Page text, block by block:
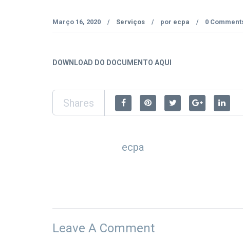
Março 16, 2020 / Serviços / por ecpa / 0
DOWNLOAD DO DOCUMENTO AQUI
Shares
ecpa
Leave A Comment